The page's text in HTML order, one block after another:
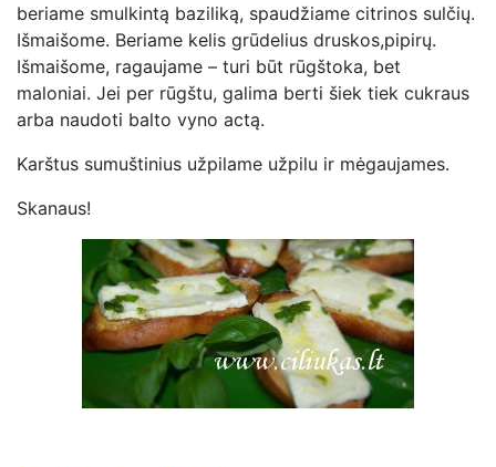
beriame smulkintą baziliką, spaudžiame citrinos sulčių.
Išmaišome. Beriame kelis grūdelius druskos,pipirų.
Išmaišome, ragaujame – turi būt rūgštoka, bet
maloniai. Jei per rūgštu, galima berti šiek tiek cukraus
arba naudoti balto vyno actą.
Karštus sumuštinius užpilame užpilu ir mėgaujames.
Skanaus!